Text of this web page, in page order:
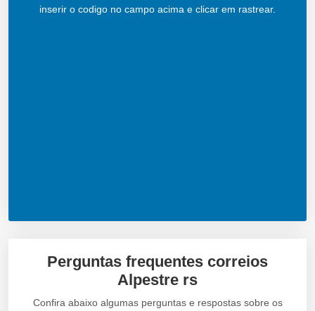
inserir o codigo no campo acima e clicar em rastrear.
Perguntas frequentes correios
Alpestre rs
Confira abaixo algumas perguntas e respostas sobre os